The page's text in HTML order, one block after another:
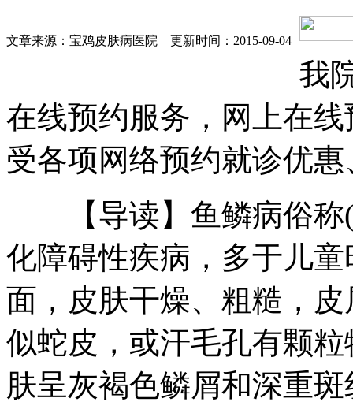
文章来源：宝鸡皮肤病医院 更新时间：2015-09-04
我
在线预约服务，网上在
受各项网络预约就诊优
【导读】鱼鳞病俗称(
化障碍性疾病，多于儿
面，皮肤干燥、粗糙，
似蛇皮，或汗毛孔有颗
肤呈灰褐色鳞屑和深重